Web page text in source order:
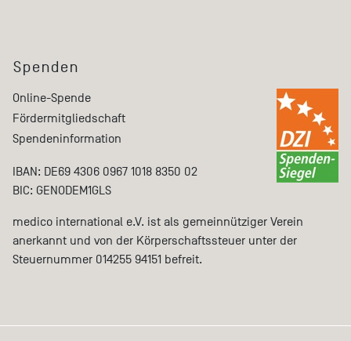
Spenden
Online-Spende
Fördermitgliedschaft
Spendeninformation
IBAN: DE69 4306 0967 1018 8350 02
BIC: GENODEM1GLS
medico international e.V. ist als gemeinnütziger Verein
anerkannt und von der Körperschaftssteuer unter der
Steuernummer 014255 94151 befreit.